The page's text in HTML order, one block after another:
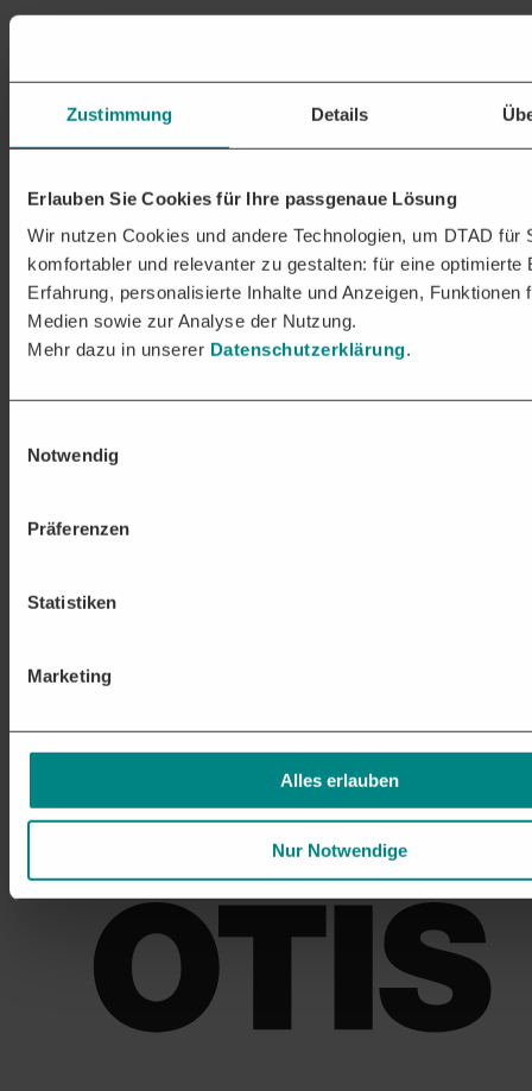
Zustimmung Details
Erlauben Sie Cookies für Ihre passgenaue Lösung
Wir nutzen Cookies und andere Technologien, um DTAD für
komfortabler und relevanter zu gestalten: für eine optimierte
Erfahrung, personalisierte Inhalte und Anzeigen, Funktionen
Medien sowie zur Analyse der Nutzung.
Mehr dazu in unserer Datenschutzerklärung.
Notwendig
Präferenzen
Statistiken
Marketing
Alles erlauben
Nur Notwendige